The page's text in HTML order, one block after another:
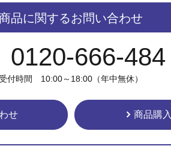
品に関するお問い合わせ
0120-666-484
付時間 10:00～18:00（年中無休）
せ 商品購